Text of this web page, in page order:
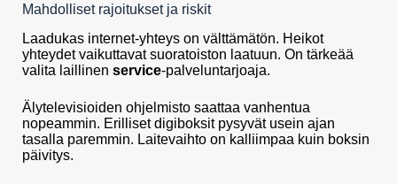
Mahdolliset rajoitukset ja riskit
Laadukas internet-yhteys on välttämätön. Heikot
yhteydet vaikuttavat suoratoiston laatuun. On tärkeää
valita laillinen service-palveluntarjoaja.
Älytelevisioiden ohjelmisto saattaa vanhentua
nopeammin. Erilliset digiboksit pysyvät usein ajan
tasalla paremmin. Laitevaihto on kalliimpaa kuin boksin
päivitys.